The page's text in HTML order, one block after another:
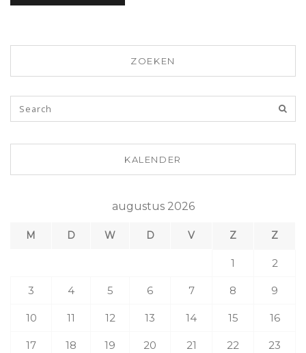
ZOEKEN
KALENDER
augustus 2026
M D W D V Z Z
1 2
3 4 5 6 7 8 9
10 11 12 13 14 15 16
17 18 19 20 21 22 23